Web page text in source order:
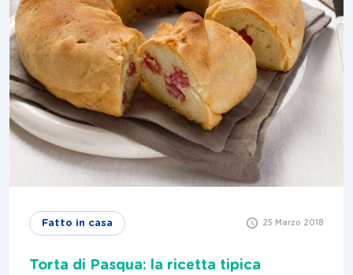
Fatto in casa 25 Marzo 2018
Torta di Pasqua: la ricetta tipica